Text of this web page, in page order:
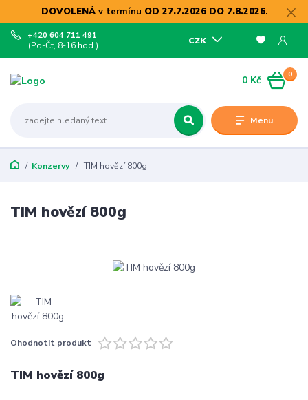
DOVOLENÁv termínu OD 27.7.2026 DO 7.8.2026.
Menu
CZK
+420 604 711 491
(Po-Čt, 8-16 hod.)
0
0 Kč
Konzervy TIM hovězí 800g
TIM hovězí 800g
Ohodnotit produkt
TIM hovězí 800g